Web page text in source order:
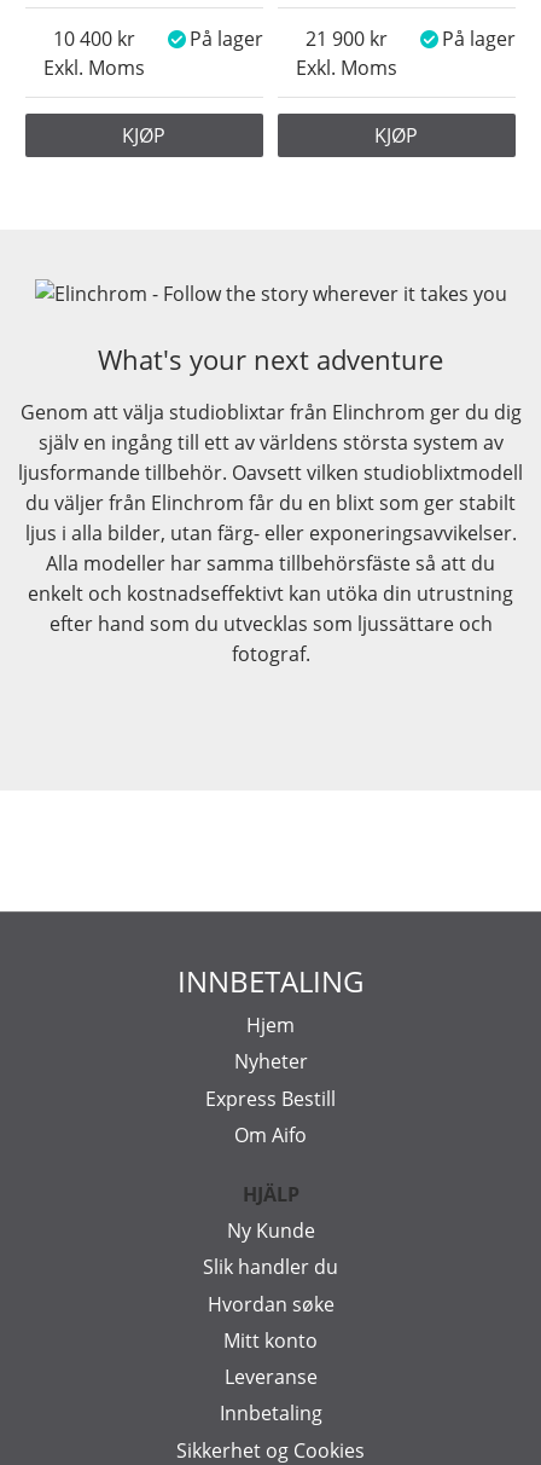
Exkl. Moms
10 400 På lager
KJØP
Exkl. Moms
21 900 På lager
KJØP
What's your next adventure
Genom att välja studioblixtar från Elinchrom ger du dig
själv en ingång till ett av världens största system av
ljusformande tillbehör. Oavsett vilken studioblixtmodell
du väljer från Elinchrom får du en blixt som ger stabilt
ljus i alla bilder, utan färg- eller exponeringsavvikelser.
Alla modeller har samma tillbehörsfäste så att du
enkelt och kostnadseffektivt kan utöka din utrustning
efter hand som du utvecklas som ljussättare och
fotograf.
INNBETALING
Hjem
Nyheter
Express Bestill
Om Aifo
HJÄLP
Ny Kunde
Slik handler du
Hvordan søke
Mitt konto
Leveranse
Innbetaling
Sikkerhet og Cookies